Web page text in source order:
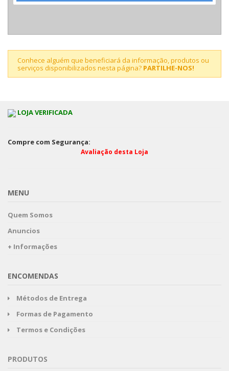
Conhece alguém que beneficiará da informação, produtos ou
serviços disponibilizados nesta página? PARTILHE-NOS!
LOJA VERIFICADA
Compre com Segurança:
Avaliação desta Loja
MENU
Quem Somos
Anuncios
+ Informações
ENCOMENDAS
Métodos de Entrega
Formas de Pagamento
Termos e Condições
PRODUTOS